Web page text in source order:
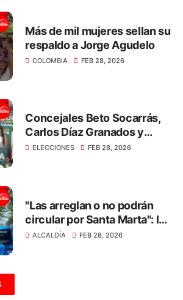
Más de mil mujeres sellan su
respaldo a Jorge Agudelo
COLOMBIA FEB 28, 2026
Concejales Beto Socarrás,
Carlos Díaz Granados y
Nelly Gómez respaldan a
ELECCIONES FEB 28, 2026
"Las arreglan o no podrán
circular por Santa Marta": la
advertencia a los dueños de
ALCALDÍA FEB 28, 2026